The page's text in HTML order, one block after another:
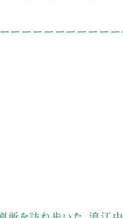
ーーーーーーーーー